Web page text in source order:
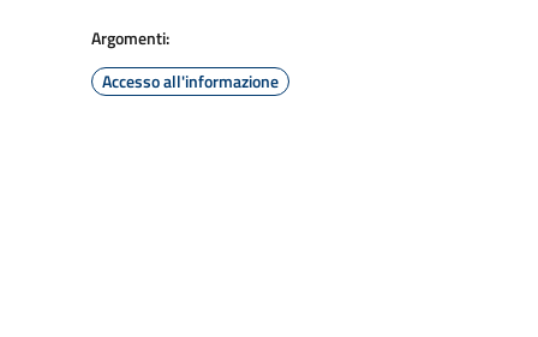
Argomenti:
Accesso all'informazione